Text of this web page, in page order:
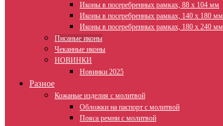
Иконы в посеребренных рамках, 88 х 104 мм
Иконы в посеребренных рамках, 140 х 180 мм
Иконы в посеребренных рамках, 180 х 240 мм
Писаные иконы
Чеканные иконы
НОВИНКИ
Новинки 2025
Разное
Кожаные изделия с молитвой
Обложки на паспорт с молитвой
Пояса ремни с молитвой